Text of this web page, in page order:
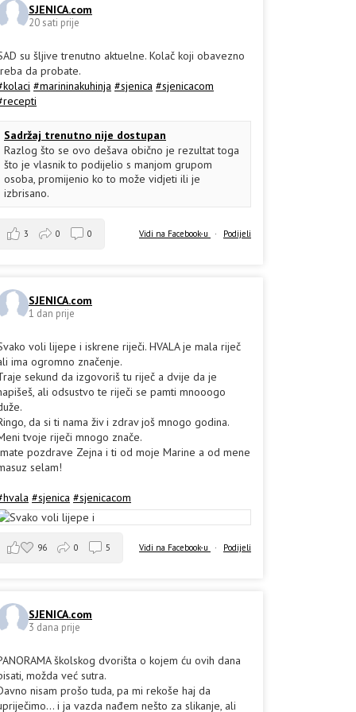
SJENICA.com
20 sati prije
su šljive trenutno aktuelne. Kolač koji obavezno
da probate.
#marininakuhinja #sjenica #sjenicacom
Sadržaj trenutno nije dostupan
Razlog što se ovo dešava obično je rezultat toga
što je vlasnik to podijelio s manjom grupom
osoba, promijenio ko to može vidjeti ili je
izbrisano.
Vidi na Facebook-u · Podijeli
3 0 0
SJENICA.com
1 dan prije
voli lijepe i iskrene riječi. HVALA je mala riječ
ima ogromno značenje.
sekund da izgovoriš tu riječ a dvije da je
ali odsustvo te riječi se pamti mnooogo
da si ti nama živ i zdrav još mnogo godina.
tvoje riječi mnogo znače.
pozdrave Zejna i ti od moje Marine a od mene
selam!
#sjenica #sjenicacom
Vidi na Facebook-u · Podijeli
96 0 5
SJENICA.com
3 dana prije
školskog dvorišta o kojem ću ovih dana
možda već sutra.
nisam prošo tuda, pa mi rekoše haj da
i ja vazda nađem nešto za slikanje, ali